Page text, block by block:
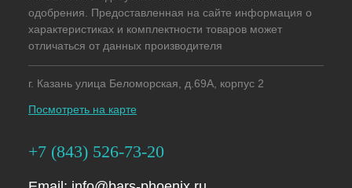
одобрения. Предоставленная на сайте информация о
характеристиках и комплектности товаров может
отличаться от данных производителя
г. Казань улица Беломорская, д.69А, корпус 2
Посмотреть на карте
+7 (843) 526-73-20